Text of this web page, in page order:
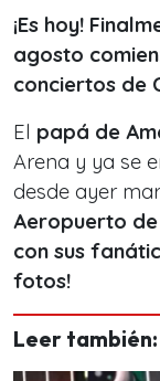
¡Es hoy!
agosto
conciertos de
El papá de
Arena y ya se
desde ayer
Aeropuerto de
con sus
fotos!
Leer también: